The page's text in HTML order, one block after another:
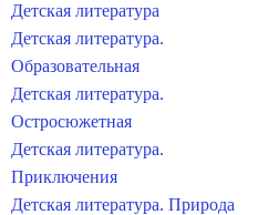
Детская литература
Детская литература.
Образовательная
Детская литература.
Остросюжетная
Детская литература.
Приключения
Детская литература. Природа